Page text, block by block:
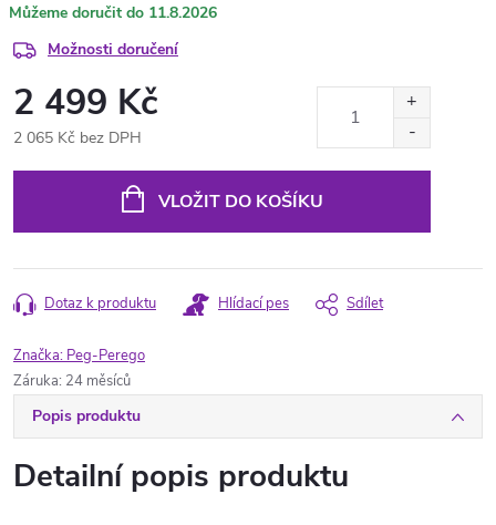
11.8.2026
Možnosti doručení
2 499 Kč
2 065 Kč bez DPH
VLOŽIT DO KOŠÍKU
Dotaz k produktu Hlídací pes Sdílet
Značka: Peg-Perego
Záruka: 24 měsíců
Popis produktu
Detailní popis produktu